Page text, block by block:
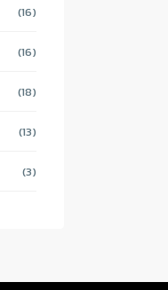
(16)
(16)
(18)
(13)
(3)